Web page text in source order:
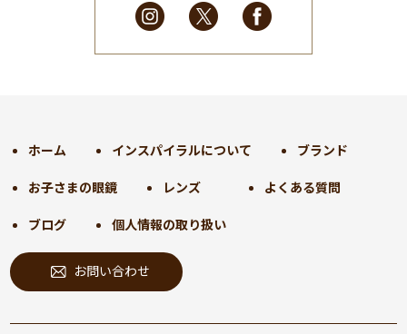
2025年2月
(28)
2025年1月
(34)
2024年9月(30)
2024年7月(31)
2024年6月(30)
2024年5月
2024年4月 (32)
2024年2月(31)
ホーム インスパイラルについて ブランド
お子さまの眼鏡 レンズ よくある質問
ブログ 個人情報の取り扱い
お問い合わせ